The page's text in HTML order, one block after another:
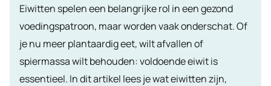
Eiwitten spelen een belangrijke rol in een gezond
voedingspatroon, maar worden vaak onderschat. Of
je nu meer plantaardig eet, wilt afvallen of
spiermassa wilt behouden: voldoende eiwit is
essentieel. In dit artikel lees je wat eiwitten zijn,